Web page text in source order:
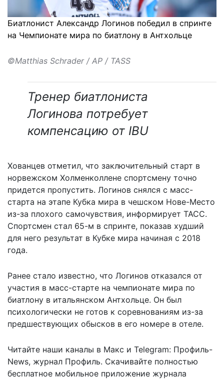
Биатлонист Александр Логинов победил в спринте
на Чемпионате мира по биатлону в Антхольце
©Matthias Schrader / AP / TASS
Тренер биатлониста
Логинова потребует
компенсацию от IBU
Хованцев отметил, что заключительный старт в
норвежском Холменколлене спортсмену точно
придется пропустить. Логинов снялся с масс-
старта на этапе Кубка мира в чешском Нове-Место
из-за плохого самочувствия, информирует ТАСС.
Спортсмен стал 65-м в спринте, показав худший
для него результат в Кубке мира начиная с 2018
года.
Ранее стало известно, что Логинов отказался от
участия в масс-старте на чемпионате мира по
биатлону в итальянском Антхольце. Он был
психологически не готов к соревнованиям из-за
предшествующих обысков в его номере в отеле.
Читайте наши каналы в Макс и Telegram: Профиль-
News, журнал Профиль. Скачивайте полностью
бесплатное мобильное приложение журнала